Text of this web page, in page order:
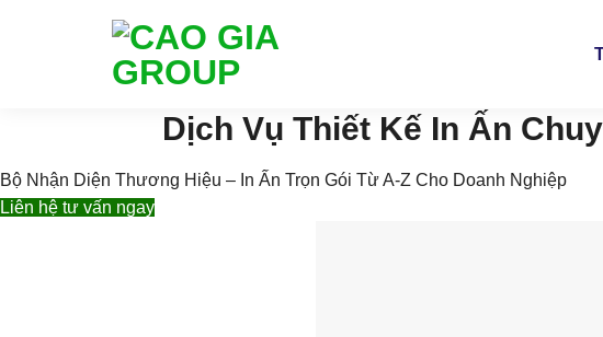
Dịch Vụ Thiết Kế In Ấn
Bộ Nhận Diện Thương Hiệu – In Ấn Trọn Gói Từ A-Z Cho Doanh Nghiệp
Liên hệ tư vấn ngay